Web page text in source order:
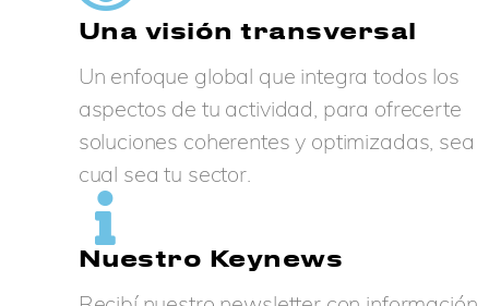
Una visión transversal
Un enfoque global que integra todos los
aspectos de tu actividad, para ofrecerte
soluciones coherentes y optimizadas, sea
cual sea tu sector.
Nuestro Keynews